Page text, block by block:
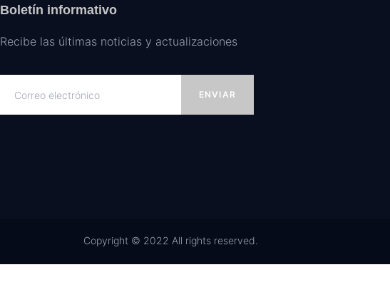
Boletín informativo
Recibe las últimas noticias y actualizaciones
ENVIAR
Copyright © 2022 All rights reserved.